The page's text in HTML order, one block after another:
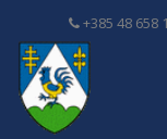
+385 48 658